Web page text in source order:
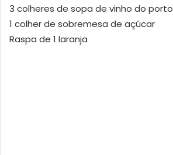
3 colheres de sopa de vinho do porto
1 colher de sobremesa de açúcar
Raspa de 1 laranja